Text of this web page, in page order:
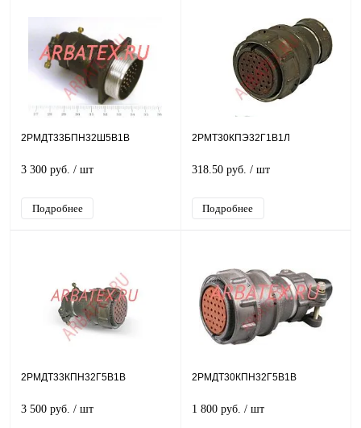
2РМДТ33БПН32Ш5В1В
3 300 руб. / шт
Подробнее
2РМТ30КПЭ32Г1В1Л
318.50 руб. / шт
Подробнее
2РМДТ33КПН32Г5В1В
3 500 руб. / шт
2РМДТ30КПН32Г5В1В
1 800 руб. / шт